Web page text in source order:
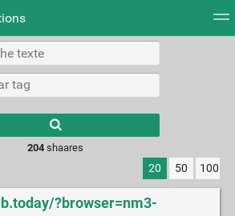
Mur d'images
results.
204shaares
20 50 100
?browser=nm3-